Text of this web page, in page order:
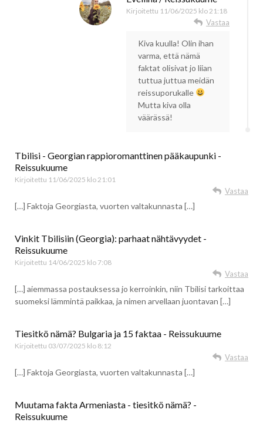
Kirjoitettu 11/06/2025 klo 21:18
Vastaa
Kiva kuulla! Olin ihan
varma, että nämä
faktat olisivat jo liian
tuttua juttua meidän
reissuporukalle
Mutta kiva olla
väärässä!
Tbilisi - Georgian rappioromanttinen pääkaupunki -
Reissukuume
Kirjoitettu 11/06/2025 klo 21:01
Vastaa
[…] Faktoja Georgiasta, vuorten valtakunnasta […]
Vinkit Tbilisiin (Georgia): parhaat nähtävyydet -
Reissukuume
Kirjoitettu 14/06/2025 klo 7:08
Vastaa
[…] aiemmassa postauksessa jo kerroinkin, niin Tbilisi tarkoittaa
suomeksi lämmintä paikkaa, ja nimen arvellaan juontavan […]
Tiesitkö nämä? Bulgaria ja 15 faktaa - Reissukuume
Kirjoitettu 03/07/2025 klo 8:12
Vastaa
[…] Faktoja Georgiasta, vuorten valtakunnasta […]
Muutama fakta Armeniasta - tiesitkö nämä? -
Reissukuume